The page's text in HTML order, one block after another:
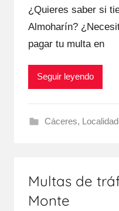
¿Quieres saber ѕi
Almoharín?
pagar tu multa en
Seguir leyendo
Cáceres,
Multas de
Monte